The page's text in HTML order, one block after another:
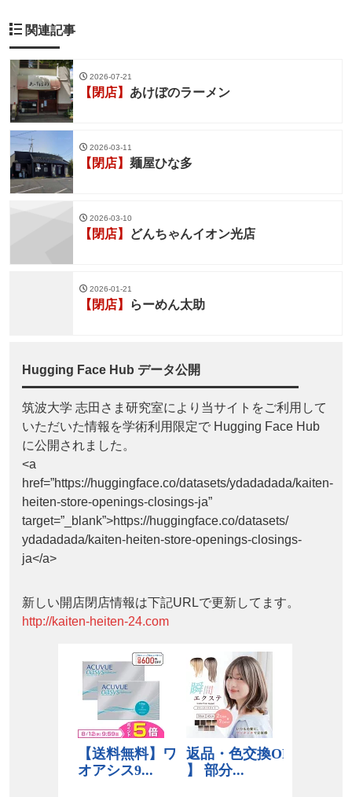
関連記事
2026-07-21
【閉店】 あけぼのラーメン
2026-03-11
【閉店】 麺屋ひな多
2026-03-10
【閉店】 どんちゃんイオン光店
2026-01-21
【閉店】 らーめん太助
Hugging Face Hub データ公開
筑波大学 志田さま研究室により当サイトをご利用して
いただいた情報を学術利用限定で Hugging Face Hub
に公開されました。
<a
href=”https://huggingface.co/datasets/ydadadada/kaiten-
heiten-store-openings-closings-ja”
target=”_blank”>https://huggingface.co/datasets/
ydadadada/kaiten-heiten-store-openings-closings-
ja</a>
新しい開店閉店情報は下記URLで更新してます。
http://kaiten-heiten-24.com